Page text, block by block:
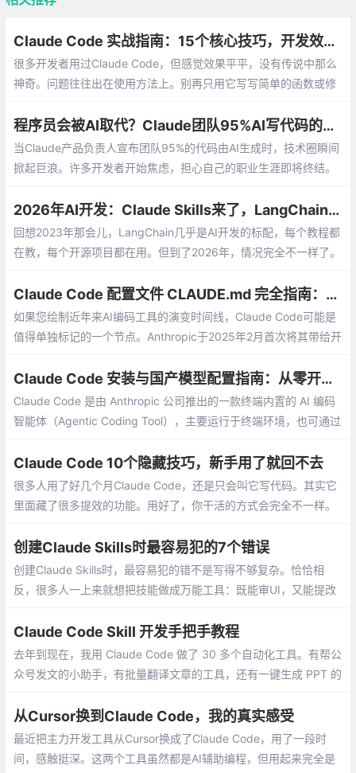
Claude Code 实战指南：15个核心技巧，开发效率飙升10倍
很多开发者用过Claude Code，但感觉效果平平，没有传说中那么
神奇。问题往往出在使用方法上。别再只用它写写简单的函数或修
你的开发加速器
程序员会被AI取代？Claude团队95%AI写代码的真相
当Claude产品负责人宣布团队95%的代码由AI生成时，技术圈瞬间
掀起巨浪。许多开发者开始焦虑，担心自己的职业生涯即将终结。
2026年AI开发：Claude Skills来了，LangChain还用学吗？
回想2023年那会儿，LangChain几乎是AI开发的标配，每个教程都
在教，每个开源项目都在用。但到了2026年，情况完全不一样了。
Claude Code 配置文件 CLAUDE.md 完全指南：从入门到最佳实践
如果您绘制近年来AI编码工具的演变时间线，Claude Code可能是
值得单独标记的一个节点。Anthropic于2025年2月首次将其带给开
覆盖更广泛的开发者受众。
Claude Code 安装与国产模型配置指南：从零开始体验 AI 编码智能体
Claude Code 是由 Anthropic 公司推出的一款终端内置的 AI 编码
智能体（Agentic Coding Tool），主要运行于终端环境，也可通过
Claude Code 10个隐藏技巧，新手用了就回不去
很多人用了好几个月Claude Code，还是只会叫它写代码。其实它
里面藏了很多提效的功能。用好了，你干活的方式会完全不一样。
创建Claude Skills时最容易犯的7个错误
创建Claude Skills时，最容易犯的错不是写得不够复杂。恰恰相
反，很多人一上来就想把技能做成万能工具：既能审UI，又能提改
做一点，但每件事都做得不够好。
Claude Code Skill 开发手把手教程
去年到现在，我用 Claude Code 做了 30 多个自动化工具。有帮公
众号发文的小助手，有批量翻译文章的工具，还有一键生成 PPT 的
坑。
从Cursor换到Claude Code，我的真实感受
最近把主力开发工具从Cursor换成了Claude Code，用了一段时
间，感触挺深。这两个工具虽然都是AI辅助编程，但用起来完全是